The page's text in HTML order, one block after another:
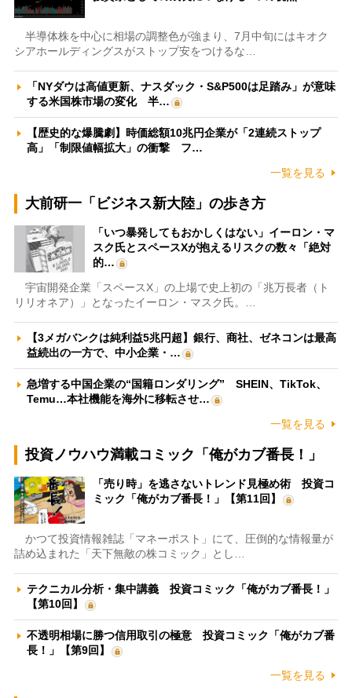
半導体株を中心に相場の調整色が強まり、7月中旬にはキオク
シアホールディングスがストップ安をつけるな…
「NYダウは高値更新、ナスダック・S&P500は足踏み」が意味
する米国株市場の変化 半…
【歴史的な爆騰劇】時価総額10兆円企業が「2連続ストップ
高」「制限値幅拡大」の衝撃 フ…
一覧を見る
大前研一「ビジネス新大陸」の歩き方
「いつ暴発してもおかしくはない」イーロン・マ
スク氏とスペースXが抱えるリスクの数々「絶対
的…
宇宙開発企業「スペースX」の上場で史上初の「兆万長者（ト
リリオネア）」となったイーロン・マスク氏。…
【3メガバンクは純利益5兆円超】銀行、商社、ゼネコンは最高
益続出の一方で、中小企業・…
急増する中国企業の“国籍ロンダリング” SHEIN、TikTok、
Temu…本社機能を海外に移転させ…
一覧を見る
投資ノウハウ満載コミック「俺がカブ番長！」
「売り時」を逃さないトレンド見極め術 投資コ
ミック「俺がカブ番長！」【第11回】
かつて投資情報雑誌「マネーポスト」にて、圧倒的な情報量が
詰め込まれた「天下無敵の株コミック」とし…
テクニカル分析・集中講義 投資コミック「俺がカブ番長！」
【第10回】
不透明相場に勝つ信用取引の極意 投資コミック「俺がカブ番
長！」【第9回】
一覧を見る